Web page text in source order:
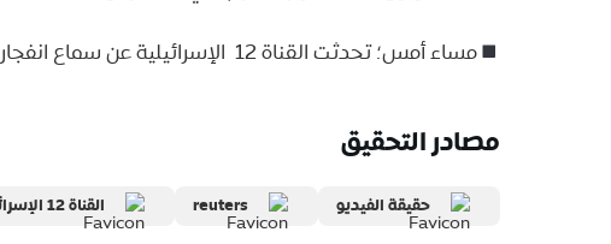
مساء أمس؛ تحدثت القناة 12 الإسرائيلية عن سماع انفجارات في منطقة هرتسيليا، شمال تل أبيب.
مصادر التحقيق
حقيقة الفيديو reuters القناة 12 الإسرائيلية تتحدث عن سماع انفجارات في منطقة هرتسيليا